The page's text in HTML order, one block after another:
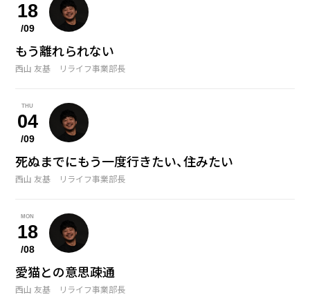
18
/09
もう離れられない
西山 友基 リライフ事業部長
THU
04
/09
死ぬまでにもう一度行きたい、住みたい
西山 友基 リライフ事業部長
MON
18
/08
愛猫との意思疎通
西山 友基 リライフ事業部長